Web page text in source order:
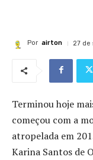
Por airton 27 de
Terminou hoje
começou com a
atropelada em
Karina Santos de